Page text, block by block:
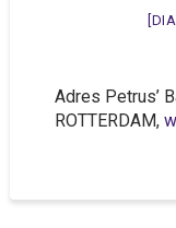
Adres Petrus’
ROTTERDAM,